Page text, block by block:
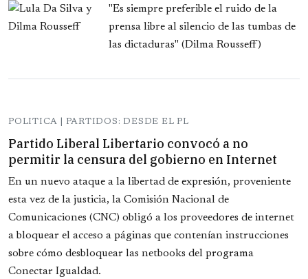
"Es siempre preferible el ruido de la
prensa libre al silencio de las tumbas de
las dictaduras" (Dilma Rousseff)
POLITICA | PARTIDOS: DESDE EL PL
Partido Liberal Libertario convocó a no
permitir la censura del gobierno en Internet
En un nuevo ataque a la libertad de expresión, proveniente
esta vez de la justicia, la Comisión Nacional de
Comunicaciones (CNC) obligó a los proveedores de internet
a bloquear el acceso a páginas que contenían instrucciones
sobre cómo desbloquear las netbooks del programa
Conectar Igualdad.